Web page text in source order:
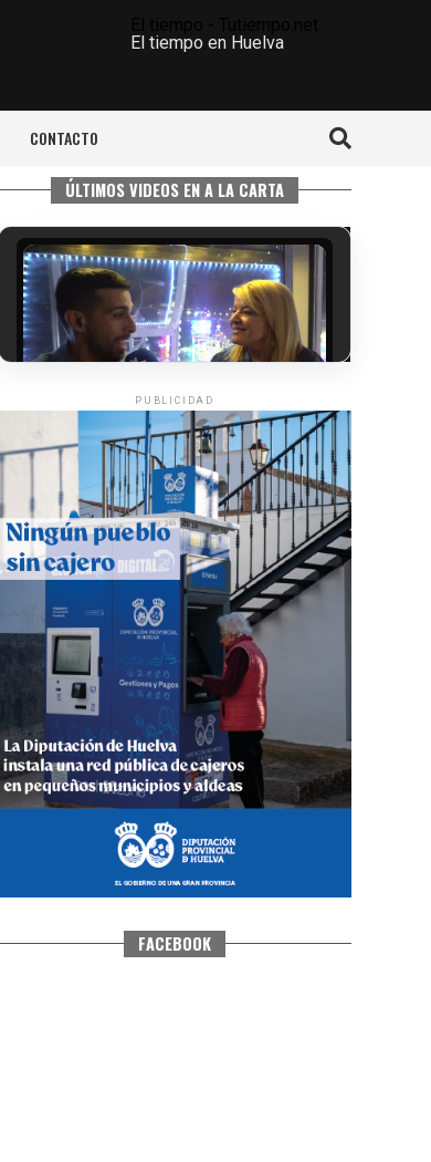
El tiempo en Huelva
CONTACTO
ÚLTIMOS VIDEOS EN A LA CARTA
5º DÍA DE LAS FIESTAS COLOMBINAS
2026
·Huelvatv
CUARTA CORRIDA DE LAS FIESTAS
COLOMBINAS 2026
hace 5 días· Huelvatv
PUBLICIDAD
FACEBOOK